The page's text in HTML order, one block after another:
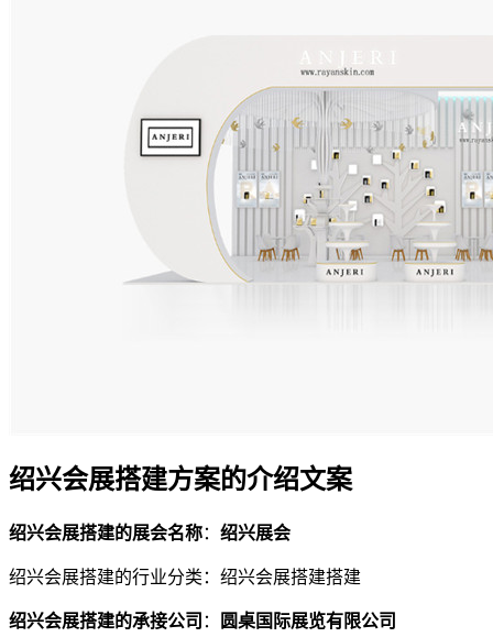
绍兴会展搭建方案的介绍文案
绍兴会展搭建的展会名称： 绍兴展会
绍兴会展搭建的行业分类：绍兴会展搭建搭建
绍兴会展搭建的承接公司 ： 圆桌国际展览有限公司